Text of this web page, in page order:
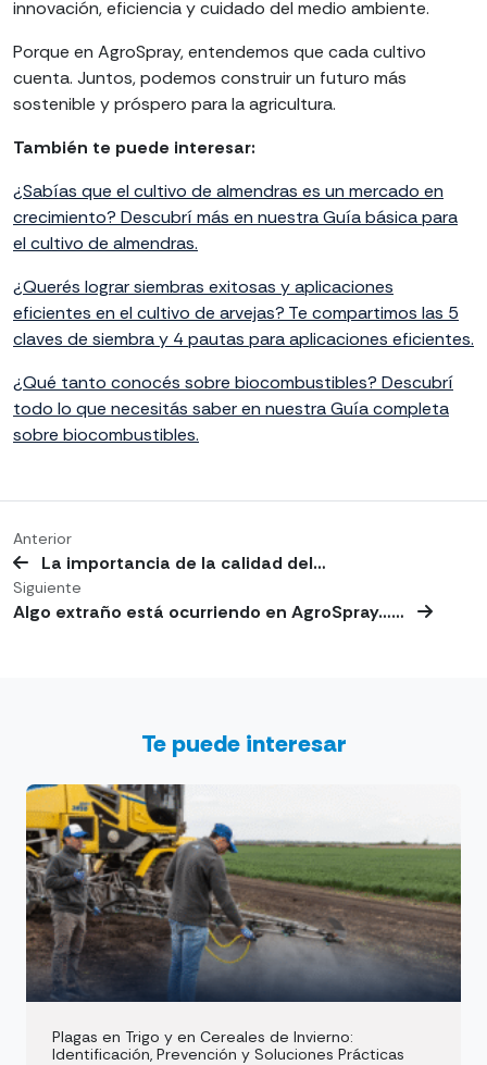
innovación, eficiencia y cuidado del medio ambiente.
Porque en AgroSpray, entendemos que cada cultivo
cuenta. Juntos, podemos construir un futuro más
sostenible y próspero para la agricultura.
También te puede interesar:
¿Sabías que el cultivo de almendras es un mercado en
crecimiento? Descubrí más en nuestra Guía básica para
el cultivo de almendras.
¿Querés lograr siembras exitosas y aplicaciones
eficientes en el cultivo de arvejas? Te compartimos las 5
claves de siembra y 4 pautas para aplicaciones eficientes.
¿Qué tanto conocés sobre biocombustibles? Descubrí
todo lo que necesitás saber en nuestra Guía completa
sobre biocombustibles.
Anterior
La importancia de la calidad del…
Siguiente
Algo extraño está ocurriendo en AgroSpray……
Te puede interesar
Plagas en Trigo y en Cereales de Invierno:
Identificación, Prevención y Soluciones Prácticas